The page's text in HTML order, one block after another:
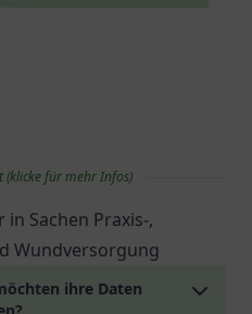
für mehr Infos)
Sachen Praxis-,
Wundversorgung
ihre Daten